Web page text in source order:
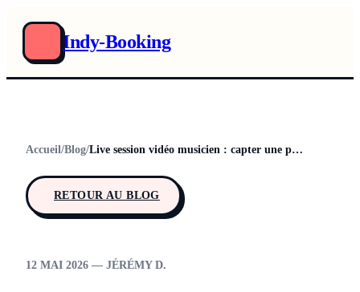
Indy-Booking
Accueil/Blog/ Live session vidéo musicien : capter une performance qui ouvre des portes
RETOUR AU BLOG
12 MAI 2026 — JÉRÉMY D.